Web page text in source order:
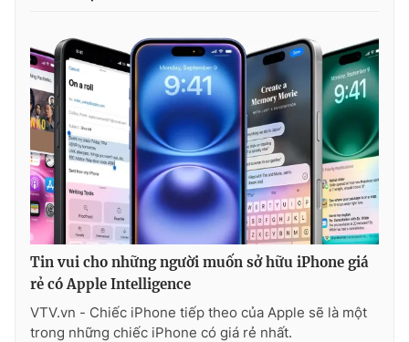
® Cấm sao chép dưới mọi hình thức nếu không có sự chấp
thuận bằng văn bản. Ghi rõ nguồn VTV.vn khi phát hành lại
thông tin từ website này.
Tin vui cho những người muốn sở hữu iPhone giá
rẻ có Apple Intelligence
VTV.vn - Chiếc iPhone tiếp theo của Apple sẽ là một
trong những chiếc iPhone có giá rẻ nhất.